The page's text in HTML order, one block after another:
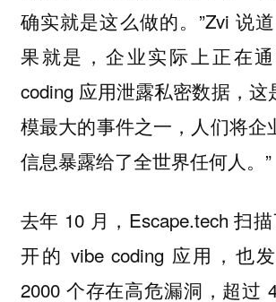
确实就是这么做的。”Zvi 说
果就是，企业实际上正在
coding 应用泄露私密数据，这
模最大的事件之一，人们将企
信息暴露给了全世界任何人。”
去年 10 月，Escape.tech 扫
开的 vibe coding 应用，也
2000 个存在高危漏洞，超过